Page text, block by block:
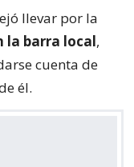
llevar por la
la barra local,
cuenta de
él.